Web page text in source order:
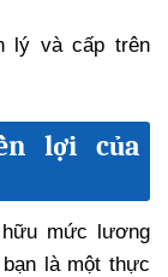
lý và cấp trên
lợi của
mức lương
là một thực